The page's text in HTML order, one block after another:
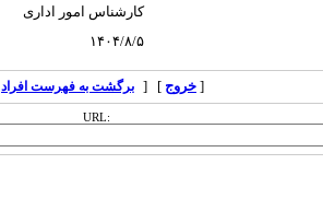
کارشناس امور اداری
۱۴۰۴/۸/۵
[ خروج ] [ برگشت به فهرست افراد
URL: